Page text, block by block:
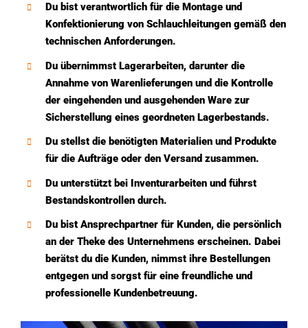
Du bist verantwortlich für die Montage und
Konfektionierung von Schlauchleitungen gemäß den
technischen Anforderungen.
Du übernimmst Lagerarbeiten, darunter die
Annahme von Warenlieferungen und die Kontrolle
der eingehenden und ausgehenden Ware zur
Sicherstellung eines geordneten Lagerbestands.
Du stellst die benötigten Materialien und Produkte
für die Aufträge oder den Versand zusammen.
Du unterstützt bei Inventurarbeiten und führst
Bestandskontrollen durch.
Du bist Ansprechpartner für Kunden, die persönlich
an der Theke des Unternehmens erscheinen. Dabei
berätst du die Kunden, nimmst ihre Bestellungen
entgegen und sorgst für eine freundliche und
professionelle Kundenbetreuung.